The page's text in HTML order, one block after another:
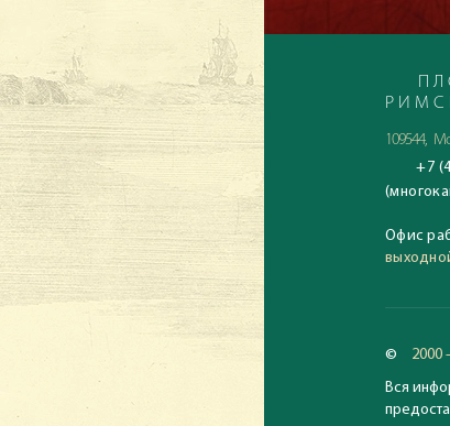
109544,
+7
Офис
© 2000
Вся